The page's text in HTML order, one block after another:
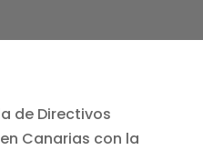
de Directivos
Canarias con la